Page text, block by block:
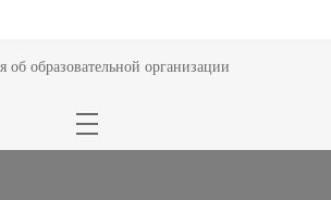
об образовательной организации